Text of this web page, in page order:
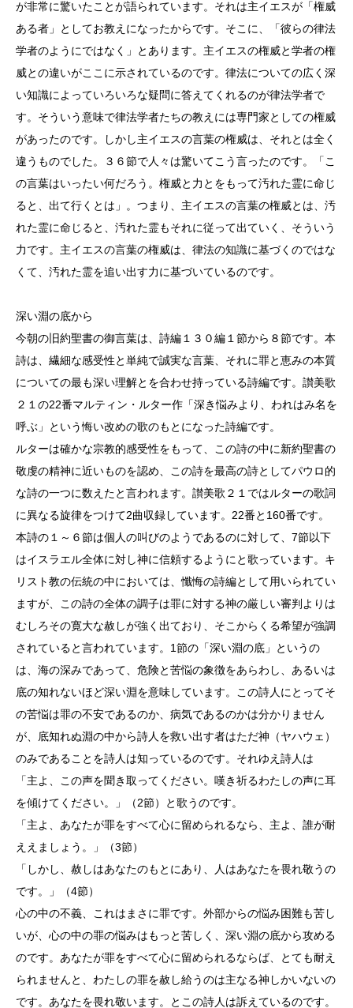
が非常に驚いたことが語られています。それは主イエスが「権威
ある者」としてお教えになったからです。そこに、「彼らの律法
学者のようにではなく」とあります。主イエスの権威と学者の権
威との違いがここに示されているのです。律法についての広く深
い知識によっていろいろな疑問に答えてくれるのが律法学者で
す。そういう意味で律法学者たちの教えには専門家としての権威
があったのです。しかし主イエスの言葉の権威は、それとは全く
違うものでした。３６節で人々は驚いてこう言ったのです。「こ
の言葉はいったい何だろう。権威と力とをもって汚れた霊に命じ
ると、出て行くとは」。つまり、主イエスの言葉の権威とは、汚
れた霊に命じると、汚れた霊もそれに従って出ていく、そういう
力です。主イエスの言葉の権威は、律法の知識に基づくのではな
くて、汚れた霊を追い出す力に基づいているのです。
深い淵の底から
今朝の旧約聖書の御言葉は、詩編１３０編１節から８節です。本
詩は、繊細な感受性と単純で誠実な言葉、それに罪と恵みの本質
についての最も深い理解とを合わせ持っている詩編です。讃美歌
２１の22番マルティン・ルター作「深き悩みより、われはみ名を
呼ぶ」という悔い改めの歌のもとになった詩編です。
ルターは確かな宗教的感受性をもって、この詩の中に新約聖書の
敬虔の精神に近いものを認め、この詩を最高の詩としてパウロ的
な詩の一つに数えたと言われます。讃美歌２１ではルターの歌詞
に異なる旋律をつけて2曲収録しています。22番と160番です。
本詩の１～６節は個人の叫びのようであるのに対して、7節以下
はイスラエル全体に対し神に信頼するようにと歌っています。キ
リスト教の伝統の中においては、懺悔の詩編として用いられてい
ますが、この詩の全体の調子は罪に対する神の厳しい審判よりは
むしろその寛大な赦しが強く出ており、そこからくる希望が強調
されていると言われています。1節の「深い淵の底」というの
は、海の深みであって、危険と苦悩の象徴をあらわし、あるいは
底の知れないほど深い淵を意味しています。この詩人にとってそ
の苦悩は罪の不安であるのか、病気であるのかは分かりません
が、底知れぬ淵の中から詩人を救い出す者はただ神（ヤハウェ）
のみであることを詩人は知っているのです。それゆえ詩人は
「主よ、この声を聞き取ってください。嘆き祈るわたしの声に耳
を傾けてください。」（2節）と歌うのです。
「主よ、あなたが罪をすべて心に留められるなら、主よ、誰が耐
ええましょう。」（3節）
「しかし、赦しはあなたのもとにあり、人はあなたを畏れ敬うの
です。」（4節）
心の中の不義、これはまさに罪です。外部からの悩み困難も苦し
いが、心の中の罪の悩みはもっと苦しく、深い淵の底から攻める
のです。あなたが罪をすべて心に留められるならば、とても耐え
られませんと、わたしの罪を赦し給うのは主なる神しかいないの
です。あなたを畏れ敬います。とこの詩人は訴えているのです。